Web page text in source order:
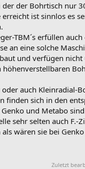
der der Bohrtisch nur
ist sinnlos es
TBM´s erfüllen
an eine solche
und verfügen nicht
höhenverstellbaren
auch Kleinradial-
finden sich in den
und Metabo
sehr selten auch F.-
wären sie bei
Zuletzt